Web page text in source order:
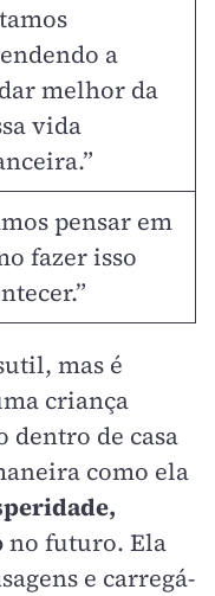
a
melhor da
vida
pensar em
fazer isso
mas é
criança
dentro de casa
como ela
no futuro. Ela
e carregá-